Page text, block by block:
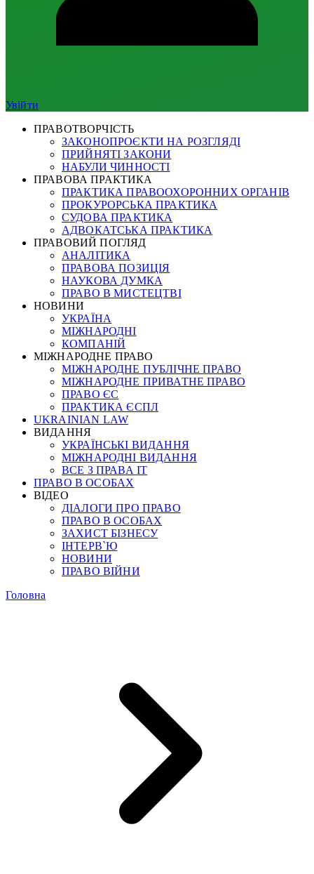
Увійти
ПРАВОТВОРЧІСТЬ
ЗАКОНОПРОЄКТИ НА РОЗГЛЯДІ
ПРИЙНЯТІ ЗАКОНИ
НАБУЛИ ЧИННОСТІ
ПРАВОВА ПРАКТИКА
ПРАКТИКА ПРАВООХОРОННИХ ОРГАНІВ
ПРОКУРОРСЬКА ПРАКТИКА
СУДОВА ПРАКТИКА
АДВОКАТСЬКА ПРАКТИКА
ПРАВОВИЙ ПОГЛЯД
АНАЛІТИКА
ПРАВОВА ПОЗИЦІЯ
НАУКОВА ДУМКА
ПРАВО В МИСТЕЦТВІ
НОВИНИ
УКРАЇНА
МІЖНАРОДНІ
КОМПАНІЙ
МІЖНАРОДНЕ ПРАВО
МІЖНАРОДНЕ ПУБЛІЧНЕ ПРАВО
МІЖНАРОДНЕ ПРИВАТНЕ ПРАВО
ПРАВО ЄС
ПРАКТИКА ЄСПЛ
UKRAINIAN LAW
ВИДАННЯ
УКРАЇНСЬКІ ВИДАННЯ
МІЖНАРОДНІ ВИДАННЯ
ВСЕ З ПРАВА ІТ
ПРАВО В ОСОБАХ
ВІДЕО
ДІАЛОГИ ПРО ПРАВО
ПРАВО В ОСОБАХ
ЗАХИСТ БІЗНЕСУ
ІНТЕРВ`Ю
НОВИНИ
ПРАВО ВІЙНИ
Головна